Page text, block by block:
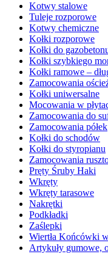
Kotwy stalowe
Tuleje rozporowe
Kotwy chemiczne
Kołki rozporowe
Kołki do
Kołki szybkiego
Kołki ramowe –
Zamocowania
Kołki uniwersalne
Mocowania w
Zamocowania do
Zamocowania półek
Kołki do schodów
Kołki do styropianu
Zamocowania
Pręty Śruby Haki
Wkręty
Wkręty tarasowe
Nakrętki
Podkładki
Zaślepki
Wiertła Końcówki
Artykuły gumowe,